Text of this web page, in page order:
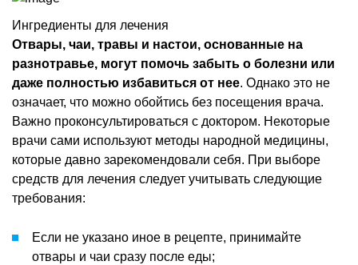
Ингредиенты для лечения
Отвары, чаи, травы и настои, основанные на
разнотравье, могут помочь забыть о болезни или
даже полностью избавиться от нее. Однако это не
означает, что можно обойтись без посещения врача.
Важно проконсультироваться с доктором. Некоторые
врачи сами используют методы народной медицины,
которые давно зарекомендовали себя. При выборе
средств для лечения следует учитывать следующие
требования:
Если не указано иное в рецепте, принимайте
отвары и чаи сразу после еды;